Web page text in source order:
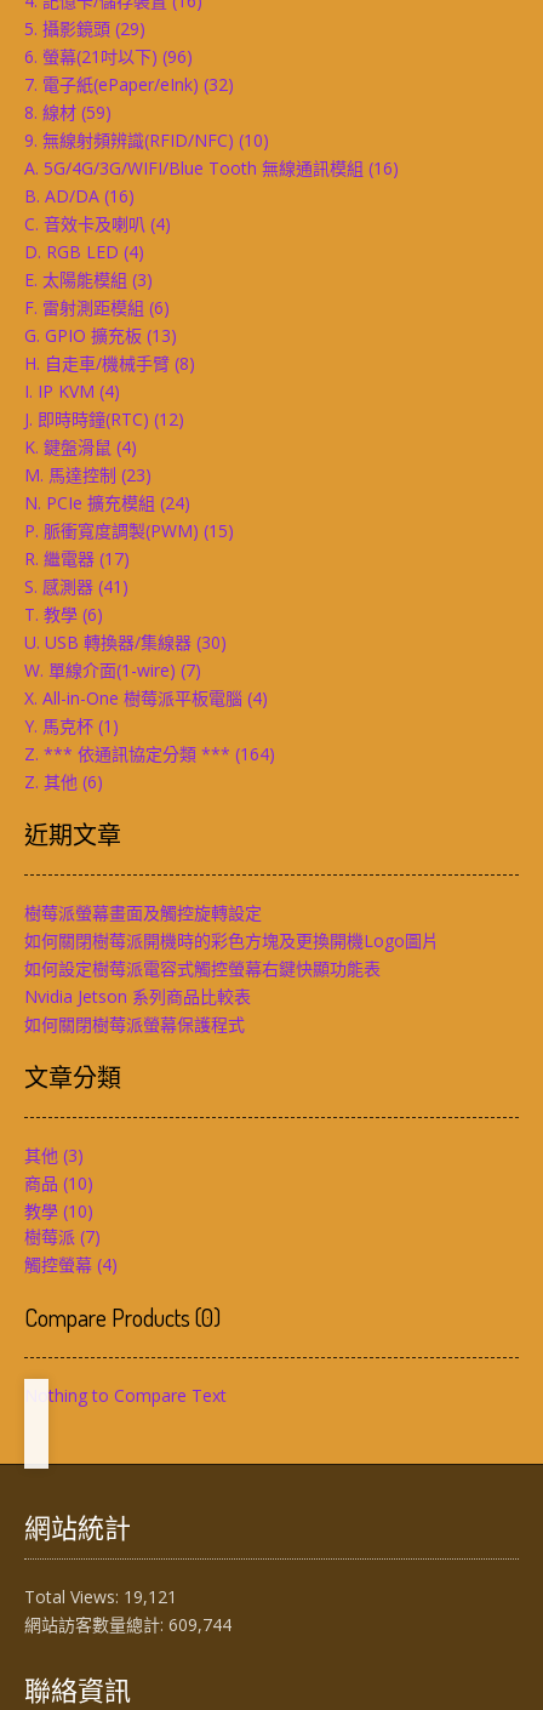
5. 攝影鏡頭 (29)
6. 螢幕(21吋以下) (96)
7. 電子紙(ePaper/eInk) (32)
8. 線材 (59)
9. 無線射頻辨識(RFID/NFC) (10)
A. 5G/4G/3G/WIFI/Blue Tooth 無線通訊模組 (16)
B. AD/DA (16)
C. 音效卡及喇叭 (4)
D. RGB LED (4)
E. 太陽能模組 (3)
F. 雷射測距模組 (6)
G. GPIO 擴充板 (13)
H. 自走車/機械手臂 (8)
I. IP KVM (4)
J. 即時時鐘(RTC) (12)
K. 鍵盤滑鼠 (4)
M. 馬達控制 (23)
N. PCIe 擴充模組 (24)
P. 脈衝寬度調製(PWM) (15)
R. 繼電器 (17)
S. 感測器 (41)
T. 教學 (6)
U. USB 轉換器/集線器 (30)
W. 單線介面(1-wire) (7)
X. All-in-One 樹莓派平板電腦 (4)
Y. 馬克杯 (1)
Z. *** 依通訊協定分類 *** (164)
Z. 其他 (6)
近期文章
樹莓派螢幕畫面及觸控旋轉設定
如何關閉樹莓派開機時的彩色方塊及更換開機Logo圖片
如何設定樹莓派電容式觸控螢幕右鍵快顯功能表
Nvidia Jetson 系列商品比較表
如何關閉樹莓派螢幕保護程式
文章分類
其他 (3)
商品 (10)
教學 (10)
樹莓派 (7)
觸控螢幕 (4)
Compare Products(0)
Nothing to Compare Text
網站統計
Total Views: 19,121
網站訪客數量總計: 609,744
聯絡資訊